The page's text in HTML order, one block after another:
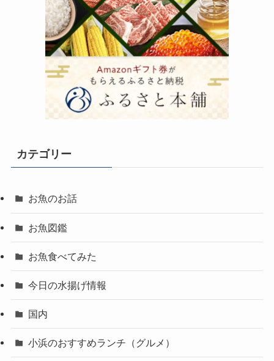
カテゴリー
お魚のお話
お魚図鑑
お魚食べてみた
今日の水揚げ情報
国内
小浜のおすすめランチ（グルメ）